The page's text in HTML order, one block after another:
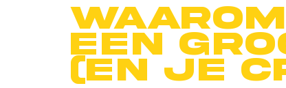
een
(en je